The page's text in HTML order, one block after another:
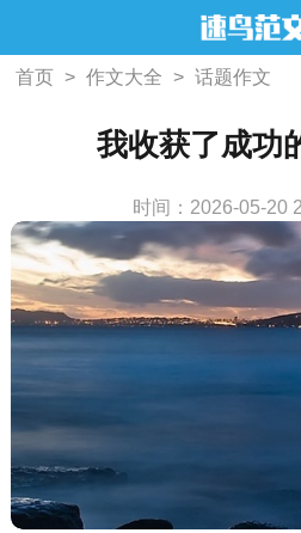
首页 > 作文大全 > 话题作文
我收获了成功
时间：2026-05-20